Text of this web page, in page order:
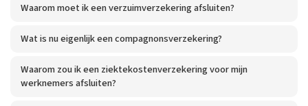
Waarom moet ik een verzuimverzekering afsluiten?
Wat is nu eigenlijk een compagnonsverzekering?
Waarom zou ik een ziektekostenverzekering voor mijn
werknemers afsluiten?